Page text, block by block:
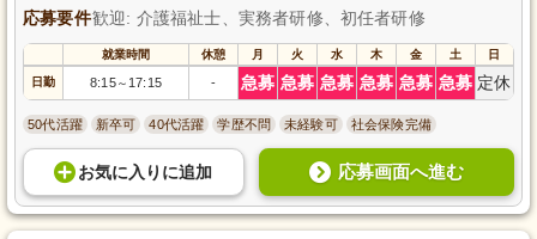
応募要件歓迎: 介護福祉士、実務者研修、初任者研修
就業時間 休憩 月 火 水 木 金 土 日
日勤 8:15～ 17:15 - 急募 急募 急募 急募 急募 急募 定休
50代活躍 新卒可 40代活躍 学歴不問 未経験可 社会保険完備
お気に入り に追加 応募画面へ進む